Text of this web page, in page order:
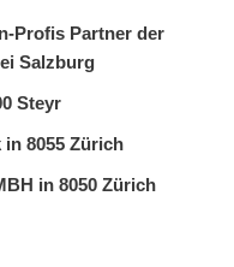
Profis Partner der
Salzburg
Steyr
8055 Zürich
in 8050 Zürich